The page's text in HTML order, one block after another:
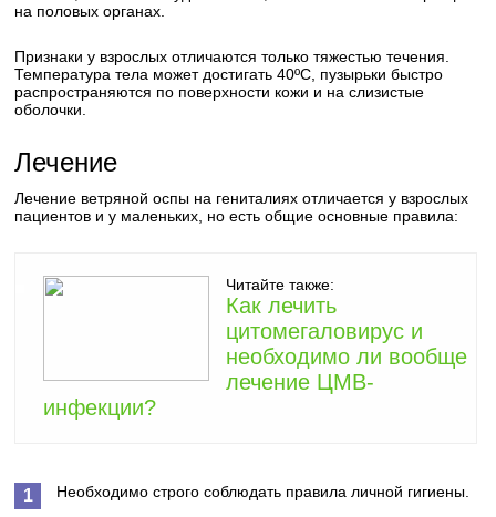
на половых органах.
Признаки у взрослых отличаются только тяжестью течения.
Температура тела может достигать 40ºС, пузырьки быстро
распространяются по поверхности кожи и на слизистые
оболочки.
Лечение
Лечение ветряной оспы на гениталиях отличается у взрослых
пациентов и у маленьких, но есть общие основные правила:
Читайте также:
Как лечить
цитомегаловирус и
необходимо ли вообще
лечение ЦМВ-
инфекции?
Необходимо строго соблюдать правила личной гигиены.